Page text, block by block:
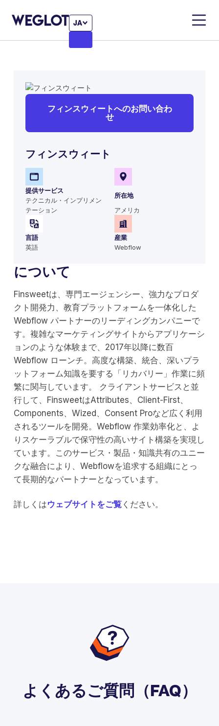
JA
フィンスウィートへのお問い合わ
せ
フィンスウィート
提供サービス
テクニカル・インプリメン
テーション
所在地
アメリカ
言語
英語
産業
Webflow
について
Finsweetは、専門エージェンシー、強力なプロダ
クト開発力、教育プラットフォームを一体化した
Webflow パートナーのリーディングカンパニーで
す。複雑なマーケティングサイトからアプリケーシ
ョンのような体験まで、2017年以降に数百
Webflow ローンチ。高度な構築、統合、深いプラ
ットフォーム知識を要する「リカバリー」作業に頻
繁に関与しています。 クライアントサービスと並
行して、FinsweetはAttributes、Client-First、
Components、Wized、Consent Proなど広く利用
されるツールを開発。Webflow 作業効率化と、よ
りスケーラブルで保守性の高いサイト構築を実現し
ています。このサービス・製品・知識共有のユニー
クな融合により、Webflowを追求する組織にとっ
て長期的なパートナーとなっています。
詳しくはウェブサイトをご覧 ください。
よくあるご質問（FAQ）